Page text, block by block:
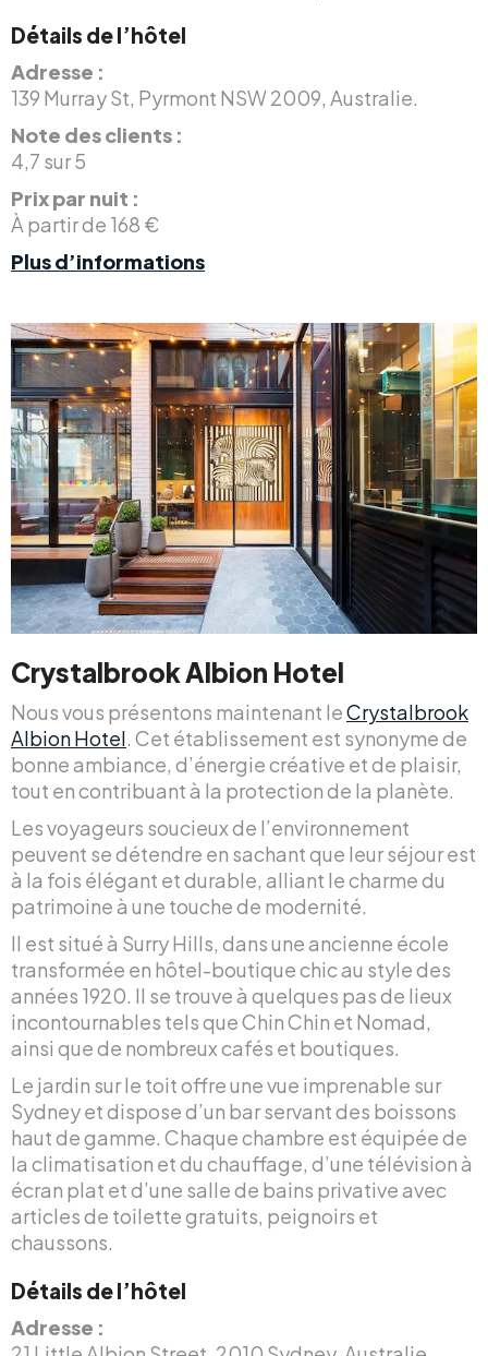
Détails de l’hôtel
Adresse :
139 Murray St, Pyrmont NSW 2009, Australie.
Note des clients :
4,7 sur 5
Prix par nuit :
À partir de 168 €
Plus d’informations
Crystalbrook Albion Hotel
Nous vous présentons maintenant leCrystalbrook
Albion Hotel. Cet établissement est synonyme de
bonne ambiance, d’énergie créative et de plaisir,
tout en contribuant à la protection de la planète.
Les voyageurs soucieux de l’environnement
peuvent se détendre en sachant que leur séjour est
à la fois élégant et durable, alliant le charme du
patrimoine à une touche de modernité.
Il est situé à Surry Hills, dans une ancienne école
transformée en hôtel-boutique chic au style des
années 1920. Il se trouve à quelques pas de lieux
incontournables tels que Chin Chin et Nomad,
ainsi que de nombreux cafés et boutiques.
Le jardin sur le toit offre une vue imprenable sur
Sydney et dispose d’un bar servant des boissons
haut de gamme. Chaque chambre est équipée de
la climatisation et du chauffage, d’une télévision à
écran plat et d’une salle de bains privative avec
articles de toilette gratuits, peignoirs et
chaussons.
Détails de l’hôtel
Adresse :